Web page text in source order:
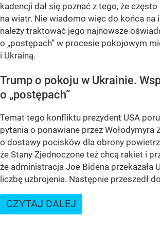
kadencji dał się poznać z tego, że często
na wiatr. Nie wiadomo więc do końca na
należy traktować jego najnowsze
o „postępach” w procesie pokojowym
i Ukrainą.
Trump o pokoju w Ukrainie.
o „postępach”
Temat tego konfliktu prezydent USA
pytania o ponawiane przez Wołodymyra
o dostawy pocisków dla obrony
że Stany Zjednoczone też chcą rakiet i
że administracja Joe Bidena przekazała
liczbę uzbrojenia. Następnie przeszedł
CZYTAJ DALEJ